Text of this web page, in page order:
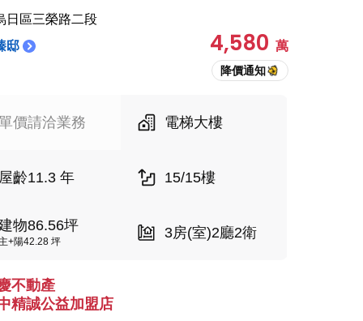
日區三榮路二段
邸
4,580 萬
價請洽業務 電梯大樓
齡11.3 年 15/15樓
物86.56坪
+陽42.28 坪
3房(室)2廳2衛
不動產
精誠公益加盟店